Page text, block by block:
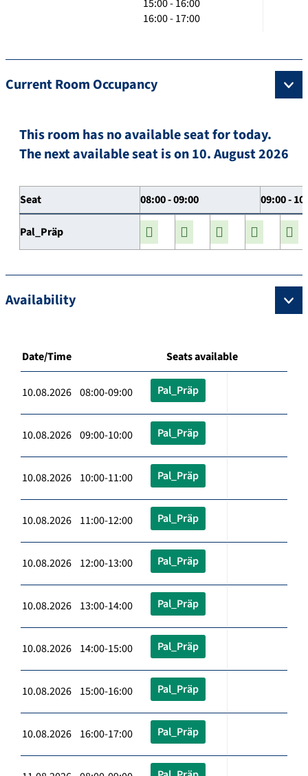
15:00 - 16:00
16:00 - 17:00
Current Room Occupancy
This room has no available seat for today.
The next available seat is on 10. August 2026
Seat 08:00 - 09:00 09:00 -
Pal_Präp
Availability
Date/Time Seats available
10.08.2026 08:00-09:00 Pal_Präp
10.08.2026 09:00-10:00 Pal_Präp
10.08.2026 10:00-11:00 Pal_Präp
10.08.2026 11:00-12:00 Pal_Präp
10.08.2026 12:00-13:00 Pal_Präp
10.08.2026 13:00-14:00 Pal_Präp
10.08.2026 14:00-15:00 Pal_Präp
10.08.2026 15:00-16:00 Pal_Präp
10.08.2026 16:00-17:00 Pal_Präp